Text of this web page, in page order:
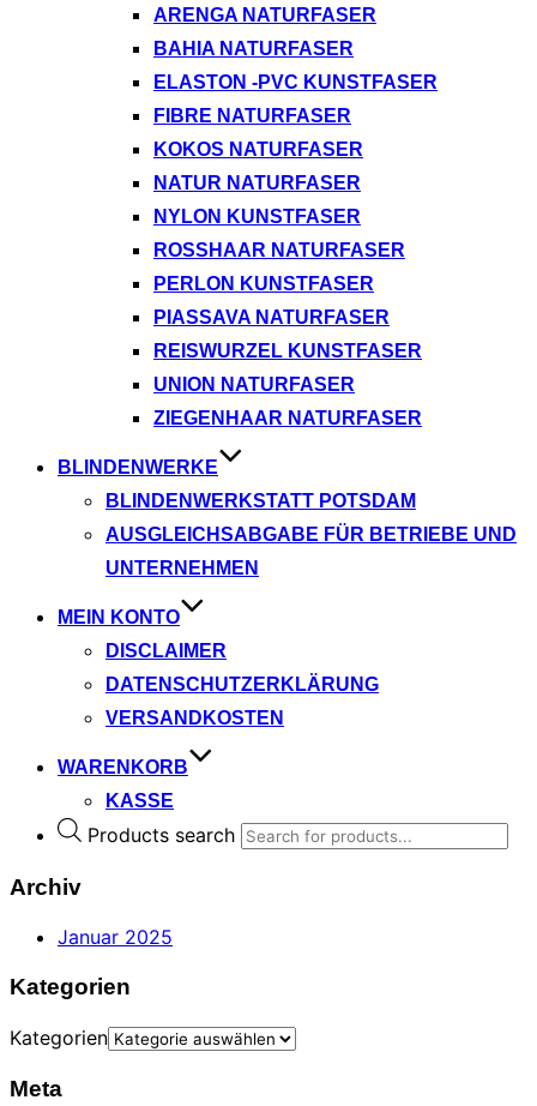
ARENGA NATURFASER
BAHIA NATURFASER
ELASTON -PVC KUNSTFASER
FIBRE NATURFASER
KOKOS NATURFASER
NATUR NATURFASER
NYLON KUNSTFASER
ROSSHAAR NATURFASER
PERLON KUNSTFASER
PIASSAVA NATURFASER
REISWURZEL KUNSTFASER
UNION NATURFASER
ZIEGENHAAR NATURFASER
BLINDENWERKE
BLINDENWERKSTATT POTSDAM
AUSGLEICHSABGABE FÜR BETRIEBE UND
UNTERNEHMEN
MEIN KONTO
DISCLAIMER
DATENSCHUTZERKLÄRUNG
VERSANDKOSTEN
WARENKORB
KASSE
Products search
Archiv
Januar 2025
Kategorien
Kategorien
Meta